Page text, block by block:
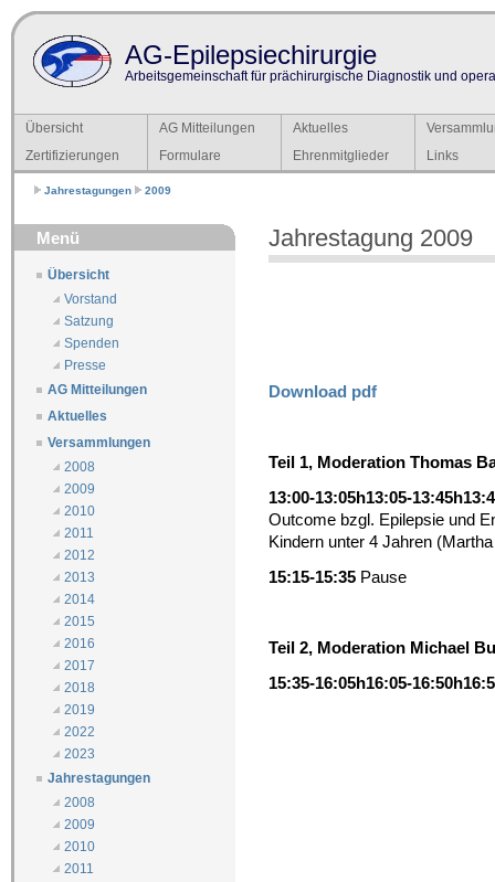
AG-Epilepsiechirurgie
Arbeitsgemeinschaft für prächirurgische Diagnostik und
Übersicht AG Mitteilungen Aktuelles
Zertifizierungen
Formulare Ehrenmitglieder Links
Jahrestagungen 2009
Menü
Übersicht
Vorstand
Satzung
Spenden
Presse
AG Mitteilungen
Aktuelles
Versammlungen
2008
2009
2010
2011
2012
2013
2014
2015
2016
2017
2018
2019
2022
2023
Jahrestagungen
2008
2009
2010
2011
Jahrestagung 2009
Download pdf
Teil 1, Moderation Thomas
13:00-13:05h13:05-13:45h
Outcome bzgl. Epilepsie und
Kindern unter 4 Jahren
15:15-15:35 Pause
Teil 2, Moderation Michael
15:35-16:05h16:05-16:50h